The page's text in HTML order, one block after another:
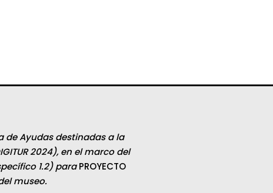
de Ayudas destinadas a la
2024), en el marco del
1.2) paraPROYECTO
museo.